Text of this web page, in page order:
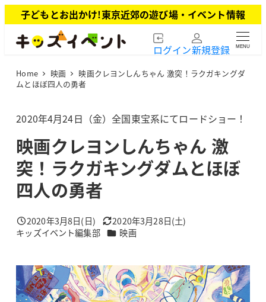
イ
子どもとお出かけ!東京近郊の遊び場・イベント情報
ログイン新規登録 MENU
Home 映画
映画クレヨンしんちゃん 激突！ラクガキングダ
ムとほぼ四人の勇者
2020年4月24日（金）全国東宝系にてロードショー！
映画クレヨンしんちゃん 激
突！ラクガキングダムとほぼ
四人の勇者
投稿日
2020年3月8日(日) 更新日
2020年3月28日(土)
著
キッズイベント編集部 カテゴリー
映画